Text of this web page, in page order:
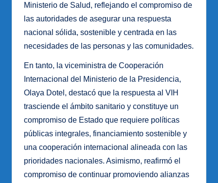
Ministerio de Salud, reflejando el compromiso de
las autoridades de asegurar una respuesta
nacional sólida, sostenible y centrada en las
necesidades de las personas y las comunidades.
En tanto, la viceministra de Cooperación
Internacional del Ministerio de la Presidencia,
Olaya Dotel, destacó que la respuesta al VIH
trasciende el ámbito sanitario y constituye un
compromiso de Estado que requiere políticas
públicas integrales, financiamiento sostenible y
una cooperación internacional alineada con las
prioridades nacionales. Asimismo, reafirmó el
compromiso de continuar promoviendo alianzas